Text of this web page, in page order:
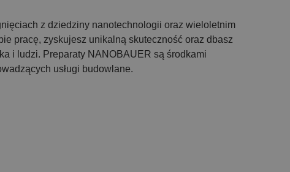
z dziedziny nanotechnologii oraz wieloletnim
pracę, zyskujesz unikalną skuteczność oraz dbasz
i ludzi. Preparaty NANOBAUER są środkami
usługi budowlane.